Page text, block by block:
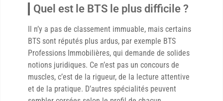
Quel est le BTS le plus difficile ?
Il n’y a pas de classement immuable, mais certains
BTS sont réputés plus ardus, par exemple BTS
Professions Immobilières, qui demande de solides
notions juridiques. Ce n’est pas un concours de
muscles, c’est de la rigueur, de la lecture attentive
et de la pratique. D’autres spécialités peuvent